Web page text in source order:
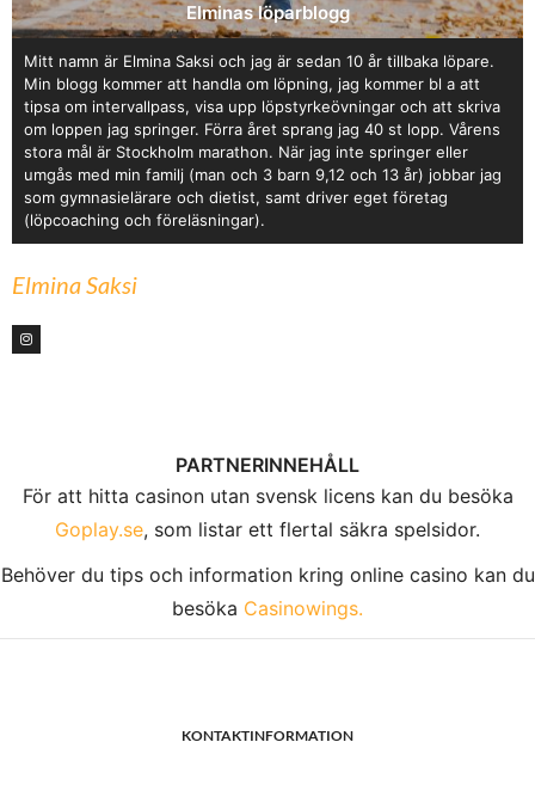
Elminas löparblogg
Mitt namn är Elmina Saksi och jag är sedan 10 år tillbaka löpare.
Min blogg kommer att handla om löpning, jag kommer bl a att
tipsa om intervallpass, visa upp löpstyrkeövningar och att skriva
om loppen jag springer. Förra året sprang jag 40 st lopp. Vårens
stora mål är Stockholm marathon. När jag inte springer eller
umgås med min familj (man och 3 barn 9,12 och 13 år) jobbar jag
som gymnasielärare och dietist, samt driver eget företag
(löpcoaching och föreläsningar).
Elmina Saksi
PARTNERINNEHÅLL
För att hitta casinon utan svensk licens kan du besöka
Goplay.se, som listar ett flertal säkra spelsidor.
Behöver du tips och information kring online casino kan du
besöka Casinowings.
KONTAKTINFORMATION